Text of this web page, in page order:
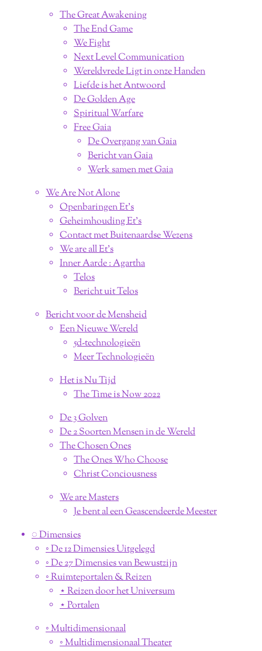
The Great Awakening
The End Game
We Fight
Next Level Communication
Wereldvrede Ligt in onze Handen
Liefde is het Antwoord
De Golden Age
Spiritual Warfare
Free Gaia
De Overgang van Gaia
Bericht van Gaia
Werk samen met Gaia
We Are Not Alone
Openbaringen Et's
Geheimhouding Et's
Contact met Buitenaardse Wezens
We are all Et's
Inner Aarde : Agartha
Telos
Bericht uit Telos
Bericht voor de Mensheid
Een Nieuwe Wereld
5d-technologieën
Meer Technologieën
Het is Nu Tijd
The Time is Now 2022
De 3 Golven
De 2 Soorten Mensen in de Wereld
The Chosen Ones
The Ones Who Choose
Christ Conciousness
We are Masters
Je bent al een Geascendeerde Meester
◌ Dimensies
◦ De 12 Dimensies Uitgelegd
◦ De 27 Dimensies van Bewustzijn
◦ Ruimteportalen & Reizen
⋆ Reizen door het Universum
⋆ Portalen
◦ Multidimensionaal
◦ Multidimensionaal Theater